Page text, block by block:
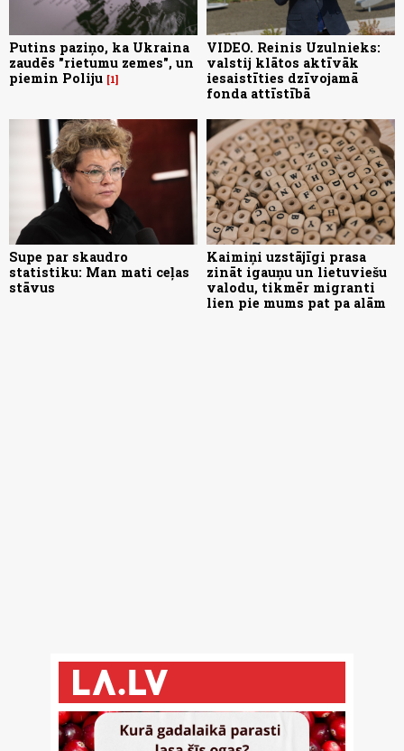
Putins paziņo, ka Ukraina
zaudēs "rietumu zemes", un
piemin Poliju 1
VIDEO. Reinis Uzulnieks:
valstij klātos aktīvāk
iesaistīties dzīvojamā
fonda attīstībā
Supe par skaudro
statistiku: Man mati ceļas
stāvus
Kaimiņi uzstājīgi prasa
zināt igauņu un lietuviešu
valodu, tikmēr migranti
lien pie mums pat pa alām